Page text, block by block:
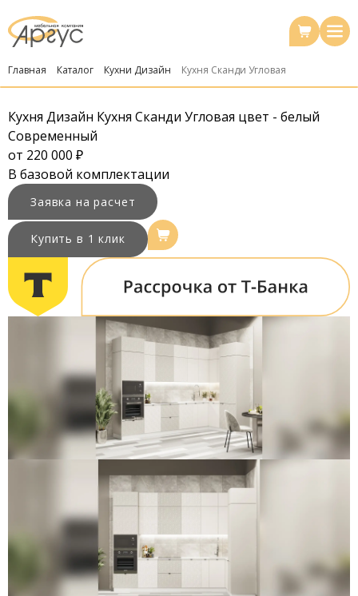
Главная Каталог Кухни Дизайн Кухня Сканди Угловая
Кухня Дизайн Кухня Сканди Угловая цвет - белый
Современный
от 220 000 ₽
В базовой комплектации
Заявка на расчет
Купить в 1 клик